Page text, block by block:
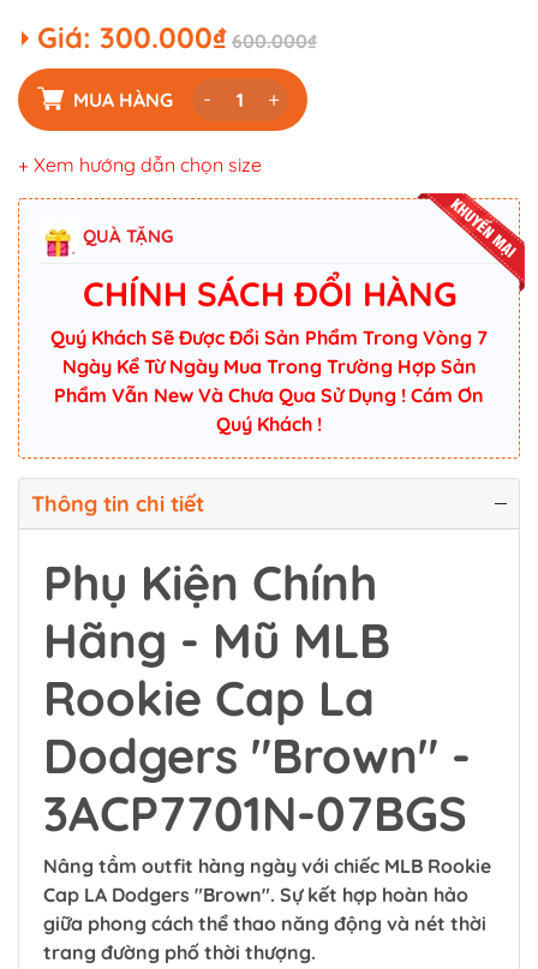
Giá: 300.000₫ 600.000₫
MUA HÀNG - +
+ Xem hướng dẫn chọn size
QUÀ TẶNG
CHÍNH SÁCH ĐỔI HÀNG
Quý Khách Sẽ Được Đổi Sản Phẩm Trong Vòng 7
Ngày Kể Từ Ngày Mua Trong Trường Hợp Sản
Phẩm Vẫn New Và Chưa Qua Sử Dụng ! Cám Ơn
Quý Khách !
Thông tin chi tiết
Phụ Kiện Chính
Hãng - Mũ MLB
Rookie Cap La
Dodgers "Brown" -
3ACP7701N-07BGS
Nâng tầm outfit hàng ngày với chiếc MLB Rookie
Cap LA Dodgers "Brown". Sự kết hợp hoàn hảo
giữa phong cách thể thao năng động và nét thời
trang đường phố thời thượng.